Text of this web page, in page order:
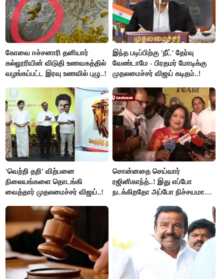
கோவை ஈச்சனாரி தனியார்
கல்லூரியின் விடுதி உணவகத்தில்
வழங்கப்பட்ட இரவு உணவில் புழு..!
இந்த படிப்பிற்கு 'நீட்' தேர்வு
வேண்டாமே - பிரதமர் மோடிக்கு
முதலமைச்சர் விஜய் கடிதம்..!
'வெற்றி தறி' விற்பனை
நிலையங்களை தொடங்கி
வைத்தார் முதலமைச்சர் விஜய்..!
சொன்னதை செய்வார்
ரஜினிகாந்த்..! இது எப்போ
நடக்கிறதோ அப்போ நிச்சயமாக
ரஜினிகாந்த்..!